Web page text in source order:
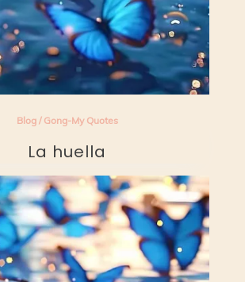
Blog/ Gong-My Quotes
La huella